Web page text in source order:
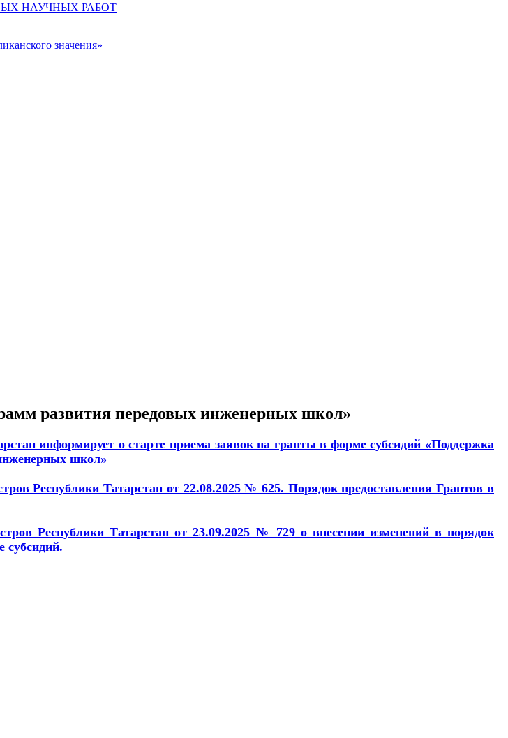
НАУЧНЫХ РАБОТ
значения»
развития передовых инженерных школ»
информирует о старте приема заявок на гранты в форме субсидий «Поддержка
школ»
Республики Татарстан от 22.08.2025 № 625. Порядок предоставления Грантов в
Республики Татарстан от 23.09.2025 № 729 о внесении изменений в порядок
субсидий.